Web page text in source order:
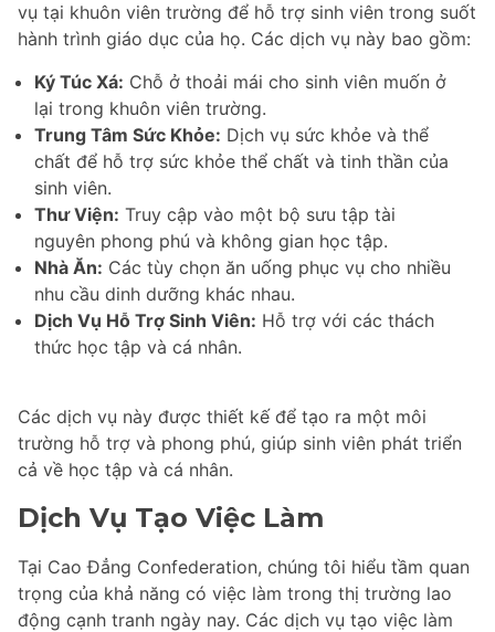
vụ tại khuôn viên trường để hỗ trợ sinh viên trong suốt
hành trình giáo dục của họ. Các dịch vụ này bao gồm:
Ký Túc Xá: Chỗ ở thoải mái cho sinh viên muốn ở
lại trong khuôn viên trường.
Trung Tâm Sức Khỏe: Dịch vụ sức khỏe và thể
chất để hỗ trợ sức khỏe thể chất và tinh thần của
sinh viên.
Thư Viện: Truy cập vào một bộ sưu tập tài
nguyên phong phú và không gian học tập.
Nhà Ăn: Các tùy chọn ăn uống phục vụ cho nhiều
nhu cầu dinh dưỡng khác nhau.
Dịch Vụ Hỗ Trợ Sinh Viên: Hỗ trợ với các thách
thức học tập và cá nhân.
Các dịch vụ này được thiết kế để tạo ra một môi
trường hỗ trợ và phong phú, giúp sinh viên phát triển
cả về học tập và cá nhân.
Dịch Vụ Tạo Việc Làm
Tại Cao Đẳng Confederation, chúng tôi hiểu tầm quan
trọng của khả năng có việc làm trong thị trường lao
động cạnh tranh ngày nay. Các dịch vụ tạo việc làm